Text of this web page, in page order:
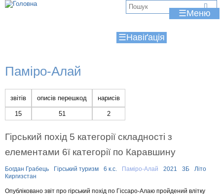
Jump to navigation
☰
☰
Паміро-Алай
звітів
15
описів перешкод
51
нарисів
2
Гірський похід 5 категорії складності з
елементами 6ї категорії по Каравшину
Богдан Грабець Гірський туризм 6 к.с. Паміро-Алай 2021 3Б
Літо
Киргизстан
Опубліковано звіт про гірський похід по Гіссаро-Алаю пройдений влітку